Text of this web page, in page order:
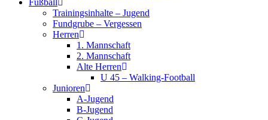
Fußball
Trainingsinhalte – Jugend
Fundgrube – Vergessen
Herren
1. Mannschaft
2. Mannschaft
Alte Herren
U 45 – Walking-Football
Junioren
A-Jugend
B-Jugend